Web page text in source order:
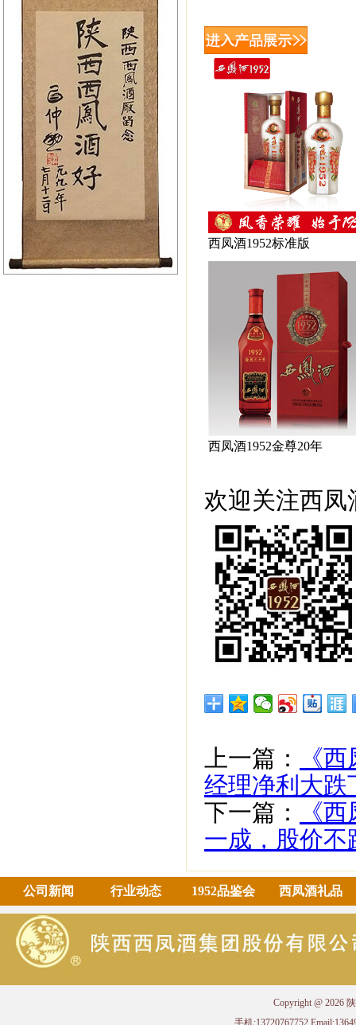
西凤酒1952标准版
西凤酒1952金尊20年
欢迎关注西凤
上一篇：
《
经理净利大跌
下一篇：
《
一成，股价不
公司新闻 行业动态 1952品鉴会 西凤酒礼品
Copyright @ 2026
手机:13720767752